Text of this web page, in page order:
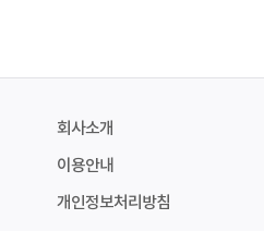
회사소개
이용안내
개인정보처리방침